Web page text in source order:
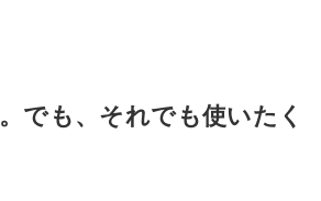
でも、それでも使いたく